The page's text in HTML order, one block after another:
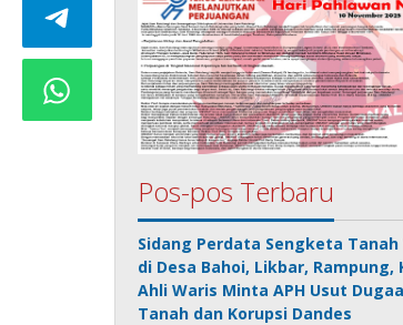
Pos-pos Terbaru
Sidang Perdata Sengketa Tanah
di Desa Bahoi, Likbar, Rampung,
Ahli Waris Minta APH Usut
Tanah dan Korupsi Dandes